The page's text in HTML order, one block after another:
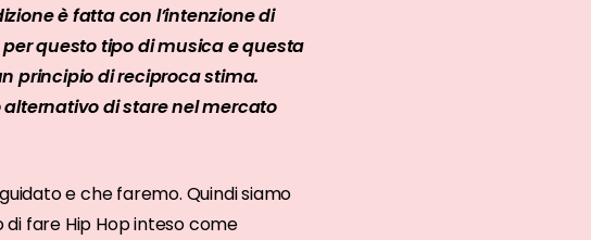
è fatta con l’intenzione di
questo tipo di musica e questa
principio di reciproca stima.
di stare nel mercato
e che faremo. Quindi siamo
fare Hip Hop inteso come